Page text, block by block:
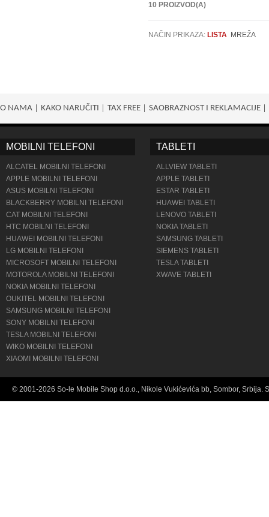
10 PROIZVOD(A)
NAČIN PRIKAZA: LISTA MREŽA
O NAMA KAKO NARUČITI TAX FREE SAOBRAZNOST I REKLAMACIJE
MOBILNI TELEFONI
ALCATEL MOBILNI TELEFONI
APPLE MOBILNI TELEFONI
ASUS MOBILNI TELEFONI
BLACKBERRY MOBILNI TELEFONI
CAT MOBILNI TELEFONI
HTC MOBILNI TELEFONI
HUAWEI MOBILNI TELEFONI
LG MOBILNI TELEFONI
MICROSOFT MOBILNI TELEFONI
MOTOROLA MOBILNI TELEFONI
NOKIA MOBILNI TELEFONI
OUKITEL MOBILNI TELEFONI
SAMSUNG MOBILNI TELEFONI
SONY MOBILNI TELEFONI
TESLA MOBILNI TELEFONI
WIKO MOBILNI TELEFONI
XIAOMI MOBILNI TELEFONI
TABLETI
ALLVIEW TABLETI
APPLE TABLETI
ESTAR TABLETI
HUAWEI TABLETI
LENOVO TABLETI
NOKIA TABLETI
SAMSUNG TABLETI
SIEMENS TABLETI
TESLA TABLETI
XWAVE TABLETI
© 2001-2026 So-le Mobile Shop d.o.o., Nikole Vukićevića bb, Sombor, Srbija.